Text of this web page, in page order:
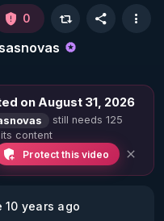
0
on August 31, 2026
still needs 125
content
Protect this video
10 years ago